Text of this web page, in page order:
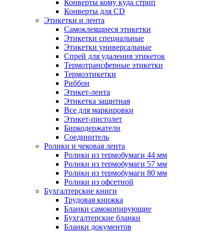
Конверты кому куда стрип
Конверты для CD
Этикетки и лента
Самоклеящиеся этикетки
Этикетки специальные
Этикетки универсальные
Спрей для удаления этикеток
Термотрансферные этикетки
Термоэтикетки
Риббон
Этикет-лента
Этикетка защитная
Все для маркировки
Этикет-пистолет
Биркодержатели
Соединитель
Ролики и чековая лента
Ролики из термобумаги 44 мм
Ролики из термобумаги 57 мм
Ролики из термобумаги 80 мм
Ролики из офсетной
Бухгалтерские книги
Трудовая книжка
Бланки самокопирующие
Бухгалтерские бланки
Бланки документов